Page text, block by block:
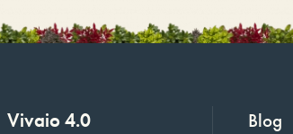
Vivaio 4.0 Blog